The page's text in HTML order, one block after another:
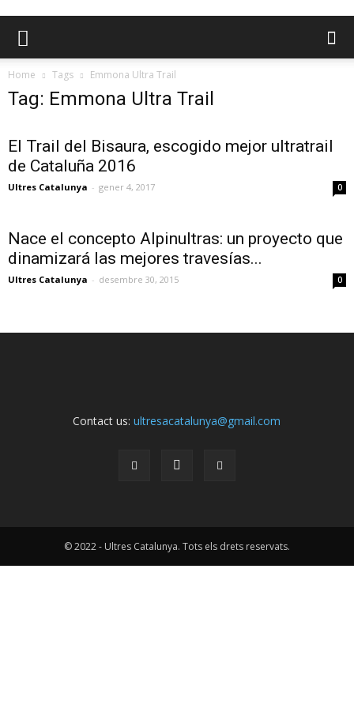
Home Tags Emmona Ultra Trail
Tag: Emmona Ultra Trail
El Trail del Bisaura, escogido mejor ultratrail
de Cataluña 2016
Ultres Catalunya - gener 4, 2017 0
Nace el concepto Alpinultras: un proyecto que
dinamizará las mejores travesías...
Ultres Catalunya - desembre 30, 2015 0
Contact us:ultresacatalunya@gmail.com
© 2022 - Ultres Catalunya. Tots els drets reservats.